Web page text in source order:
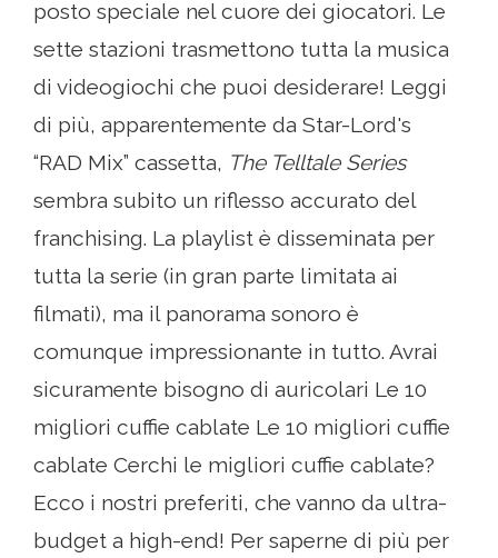
posto speciale nel cuore dei giocatori. Le
sette stazioni trasmettono tutta la musica
di videogiochi che puoi desiderare! Leggi
di più, apparentemente da Star-Lord's
“RAD Mix” cassetta, The Telltale Series
sembra subito un riflesso accurato del
franchising. La playlist è disseminata per
tutta la serie (in gran parte limitata ai
filmati), ma il panorama sonoro è
comunque impressionante in tutto. Avrai
sicuramente bisogno di auricolari Le 10
migliori cuffie cablate Le 10 migliori cuffie
cablate Cerchi le migliori cuffie cablate?
Ecco i nostri preferiti, che vanno da ultra-
budget a high-end! Per saperne di più per